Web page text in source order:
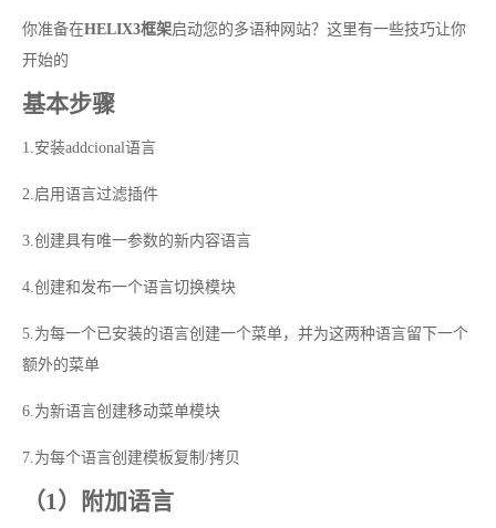
你准备在HELIX3框架启动您的多语种网站？这里有一些技巧让你
开始的
基本步骤
1.安装addcional语言
2.启用语言过滤插件
3.创建具有唯一参数的新内容语言
4.创建和发布一个语言切换模块
5.为每一个已安装的语言创建一个菜单，并为这两种语言留下一个
额外的菜单
6.为新语言创建移动菜单模块
7.为每个语言创建模板复制/拷贝
（1）附加语言